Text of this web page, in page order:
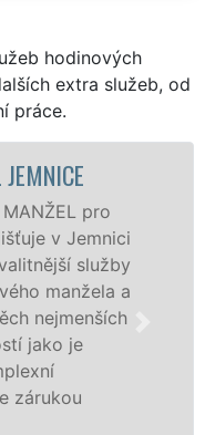
hodinových
extra služeb, od
práce.
pro
v Jemnici
služby
manžela a
nejmenších
jako je
zárukou